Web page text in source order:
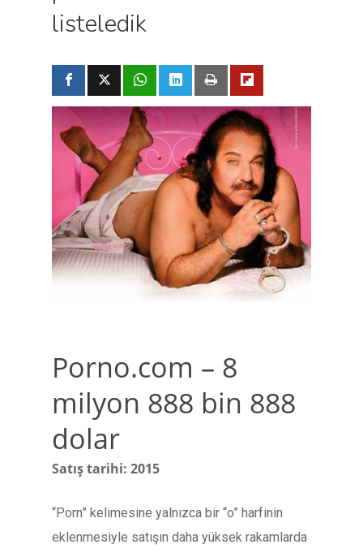
listeledik
Porno.com – 8
milyon 888 bin 888
dolar
Satış tarihi: 2015
“Porn” kelimesine yalnızca bir “o” harfinin
eklenmesiyle satışın daha yüksek rakamlarda